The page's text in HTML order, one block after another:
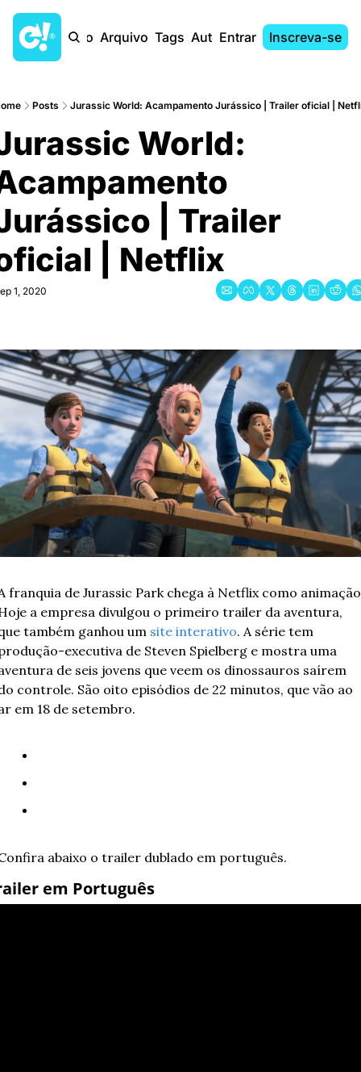
Início Arquivo Tags AutoresEntrar Inscreva-se
Posts Jurassic World: Acampamento Jurássico | Trailer oficial |
World:
| Trailer
| Netflix
1, 2020
franquia de Jurassic Park chega à Netflix como
a empresa divulgou o primeiro trailer da aventura,
também ganhou um site interativo. A série tem
executiva de Steven Spielberg e mostra uma
de seis jovens que veem os dinossauros saírem
controle. São oito episódios de 22 minutos, que vão ao
em 18 de setembro.
abaixo o trailer dublado em português.
em Português